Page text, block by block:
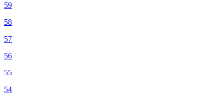
59
58
57
56
55
54